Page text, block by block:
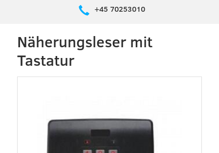
+45 70253010
Näherungsleser mit
Tastatur